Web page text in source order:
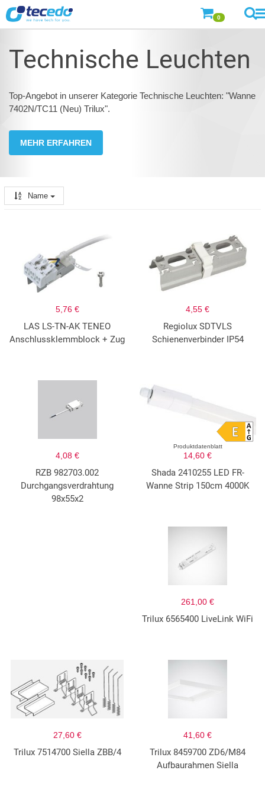
0
Technische Leuchten
Top-Angebot in unserer Kategorie Technische Leuchten: "Wanne
7402N/TC11 (Neu) Trilux".
MEHR ERFAHREN
Name
5,76 €
LAS LS-TN-AK TENEO
Anschlussklemmblock + Zug
4,55 €
Regiolux SDTVLS
Schienenverbinder IP54
4,08 €
RZB 982703.002
Durchgangsverdrahtung
98x55x2
Produktdatenblatt
14,60 €
Shada 2410255 LED FR-
Wanne Strip 150cm 4000K
261,00 €
Trilux 6565400 LiveLink WiFi
27,60 €
Trilux 7514700 Siella ZBB/4
41,60 €
Trilux 8459700 ZD6/M84
Aufbaurahmen Siella